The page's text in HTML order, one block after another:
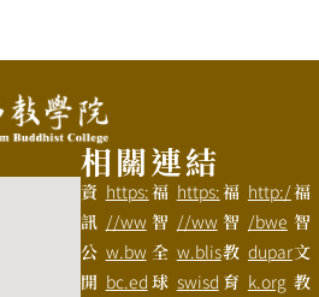
相關連結
資
訊
公
開
https:
//ww
w.bw
bc.ed
福
智
全
球
https:
//ww
w.blis
swisd
福
智
教
育
http:/
/bwe
dupar
k.org
福
智
文
教